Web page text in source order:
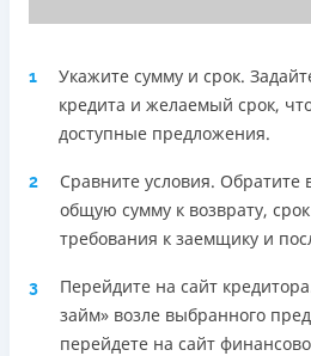
ПОЛУЧИТЬ ЗАЙМ
1
Укажите сумму и срок.
кредита и желаемый срок,
доступные предложения.
2
Сравните условия. Обратите
общую сумму к возврату,
требования к заемщику и
3
Перейдите на сайт
займ» возле выбранного
перейдете на сайт